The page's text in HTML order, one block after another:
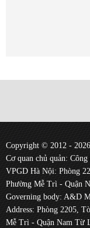
Copyright © 2012 -
Cơ quan chủ quản:
VPGD Hà Nội: Phòng
Phường Mễ Trì - Quận
Governing body: A&D
Address: Phòng 2205,
Mễ Trì - Quận Nam Từ